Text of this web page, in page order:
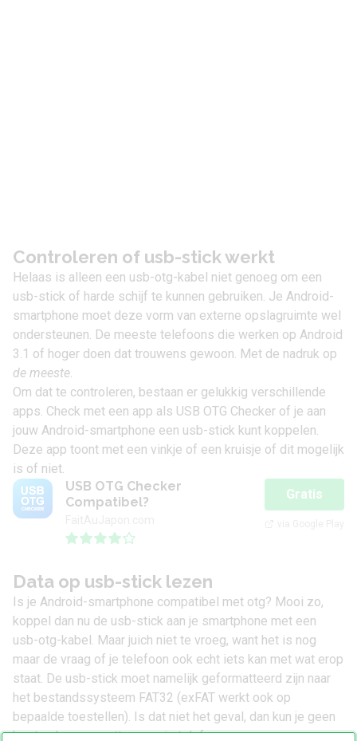
Controleren of usb-stick werkt
Helaas is alleen een usb-otg-kabel niet genoeg om een
usb-stick of harde schijf te kunnen gebruiken. Je Android-
smartphone moet deze vorm van externe opslagruimte wel
ondersteunen. De meeste telefoons die werken op Android
3.1 of hoger doen dat trouwens gewoon. Met de nadruk op
de meeste.
Om dat te controleren, bestaan er gelukkig verschillende
apps. Check met een app als USB OTG Checker of je aan
jouw Android-smartphone een usb-stick kunt koppelen.
Deze app toont met een vinkje of een kruisje of dit mogelijk
is of niet.
USB OTG Checker
Compatibel?
Gratis
Data op usb-stick lezen
Is je Android-smartphone compatibel met otg? Mooi zo,
koppel dan nu de usb-stick aan je smartphone met een
usb-otg-kabel. Maar juich niet te vroeg, want het is nog
maar de vraag of je telefoon ook echt iets kan met wat erop
staat. De usb-stick moet namelijk geformatteerd zijn naar
het bestandssysteem FAT32 (exFAT werkt ook op
bepaalde toestellen). Is dat niet het geval, dan kun je geen
bestanden overzetten naar je telefoon.